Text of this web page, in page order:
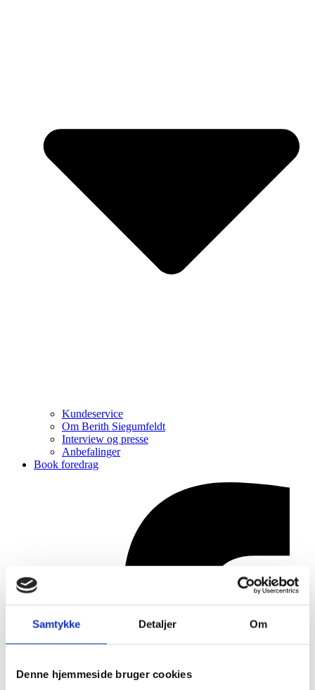
Samtykke Detaljer Om
Denne hjemmeside bruger cookies
Kundeservice
Om Berith Siegumfeldt
Interview og presse
Anbefalinger
Book foredrag